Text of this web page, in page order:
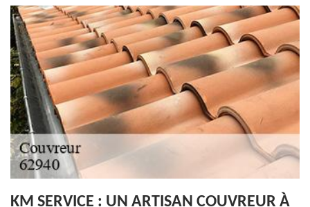
KM SERVICE : UN ARTISAN COUVREUR À